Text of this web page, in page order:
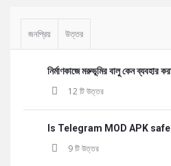
Sidebar
জনপ্রিয় উত্তর
নির্মাণকাজে মরুভূমির বালু কেন ব্যবহার
12 টি উত্তর
Is Telegram MOD APK
9 টি উত্তর